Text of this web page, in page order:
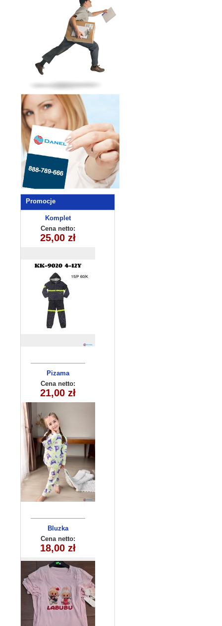
Promocje
Komplet
chlopiecy
KK9020(4-12)
15szt
Cena netto:
25,00 zł
Pizama
dziewczęca
315-11(3-8)
6szt
Cena netto:
21,00 zł
Bluzka
dziewczęca
270625-2(6-16)
6szt
Cena netto:
18,00 zł